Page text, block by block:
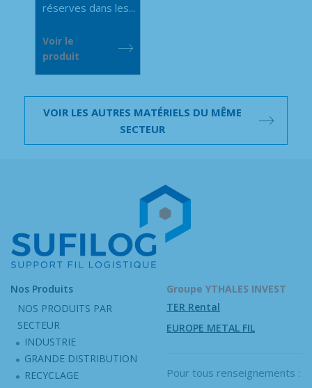
réserves dans les...
Voir le
produit
VOIR LES AUTRES MATÉRIELS DU MÊME
SECTEUR
Nos Produits
NOS PRODUITS PAR
SECTEUR
INDUSTRIE
GRANDE DISTRIBUTION
RECYCLAGE
Groupe YTHALES INVEST
TER Rental
EUROPE METAL FIL
Pour tous renseignements :